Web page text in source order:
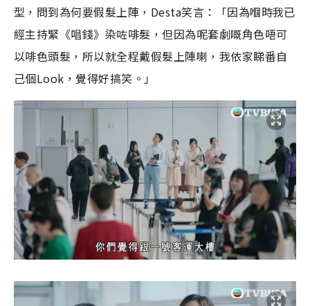
型，問到為何要假髮上陣，Desta笑言：「因為嗰時我已
經主持緊《唱錢》染咗啡髮，但因為呢套劇嘅角色唔可
以啡色頭髮，所以就全程戴假髮上陣喇，我依家睇番自
己個Look，覺得好搞笑。」